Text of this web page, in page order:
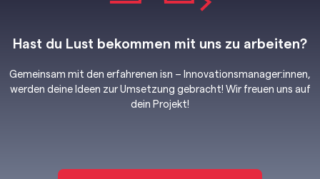
Hast du Lust bekommen mit uns zu arbeiten?
Gemeinsam mit den erfahrenen isn – Innovationsmanager:innen,
werden deine Ideen zur Umsetzung gebracht! Wir freuen uns auf
dein Projekt!